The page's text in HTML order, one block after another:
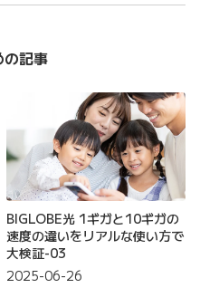
の記事
BIGLOBE光 1ギガと10ギガの
速度の違いをリアルな使い方で
大検証-03
2025-06-26